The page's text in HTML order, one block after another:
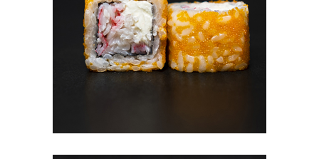
#2 ARIGATO (8TK)
В КОРЗИНУ